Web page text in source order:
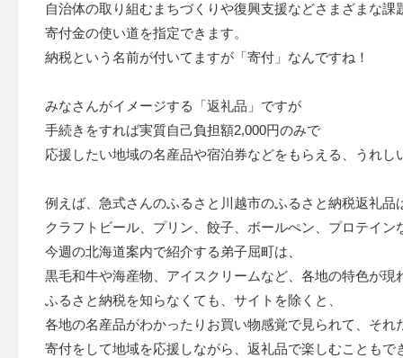
自治体の取り組むまちづくりや復興支援などさまざまな課
寄付金の使い道を指定できます。
納税という名前が付いてますが「寄付」なんですね！
みなさんがイメージする「返礼品」ですが
手続きをすれば実質自己負担額2,000円のみで
応援したい地域の名産品や宿泊券などをもらえる、うれし
例えば、急式さんのふるさと川越市のふるさと納税返礼品
クラフトビール、プリン、餃子、ボールぺン、プロテイン
今週の北海道案内で紹介する弟子屈町は、
黒毛和牛や海産物、アイスクリームなど、各地の特色が現
ふるさと納税を知らなくても、サイトを除くと、
各地の名産品がわかったりお買い物感覚で見られて、それ
寄付をして地域を応援しながら、返礼品で楽しむことも